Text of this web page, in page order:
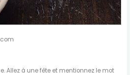
Allez à une fête et mentionnez le mot